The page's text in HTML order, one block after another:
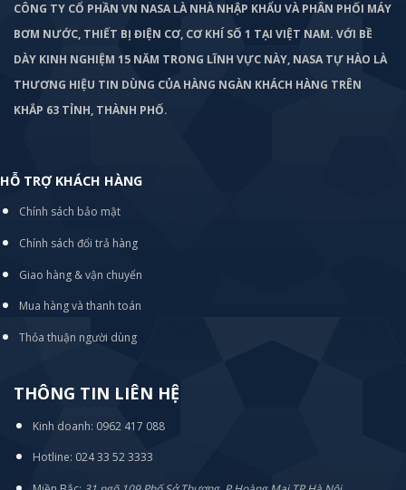
CÔNG TY CỔ PHẦN VN NASA LÀ NHÀ NHẬP KHẨU VÀ PHÂN PHỐI MÁY
BƠM NƯỚC, THIẾT BỊ ĐIỆN CƠ, CƠ KHÍ SỐ 1 TẠI VIỆT NAM. VỚI BỀ
DÀY KINH NGHIỆM 15 NĂM TRONG LĨNH VỰC NÀY, NASA TỰ HÀO LÀ
THƯƠNG HIỆU TIN DÙNG CỦA HÀNG NGÀN KHÁCH HÀNG TRÊN
KHẮP 63 TỈNH, THÀNH PHỐ.
HỖ TRỢ KHÁCH HÀNG
Chính sách bảo mật
Chính sách đổi trả hàng
Giao hàng & vận chuyển
Mua hàng và thanh toán
Thỏa thuận người dùng
THÔNG TIN LIÊN HỆ
Kinh doanh: 0962 417 088
Hotline: 024 33 52 3333